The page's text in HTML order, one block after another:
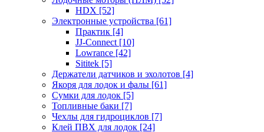
HDX [52]
Электронные устройства [61]
Практик [4]
JJ-Connect [10]
Lowrance [42]
Sititek [5]
Держатели датчиков и эхолотов [4]
Якоря для лодок и фалы [61]
Сумки для лодок [5]
Топливные баки [7]
Чехлы для гидроциклов [7]
Клей ПВХ для лодок [24]